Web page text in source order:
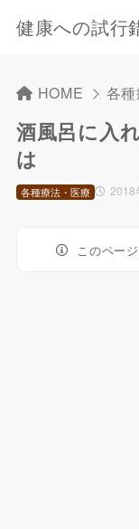
健康への試行
HOME 各
酒風呂に入
は
2018
各種療法・医療
このペー